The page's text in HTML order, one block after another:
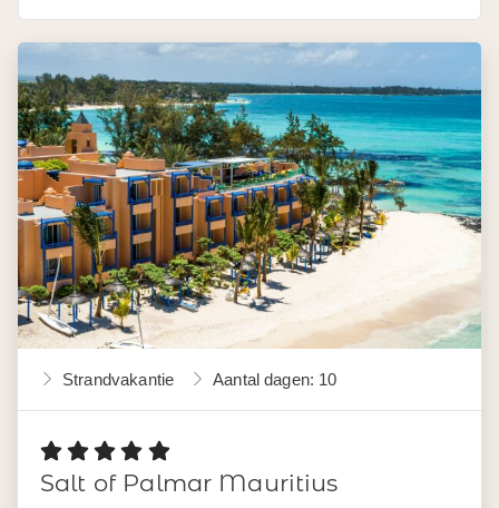
Strandvakantie Aantal dagen: 10
Salt of Palmar Mauritius